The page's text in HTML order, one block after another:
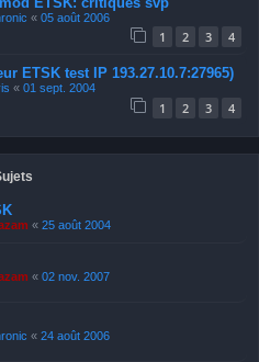
« 05 août 2006
1 2 3 4
ETSK test IP 193.27.10.7:27965)
« 01 sept. 2004
1 2 3 4
« 25 août 2004
« 02 nov. 2007
« 24 août 2006